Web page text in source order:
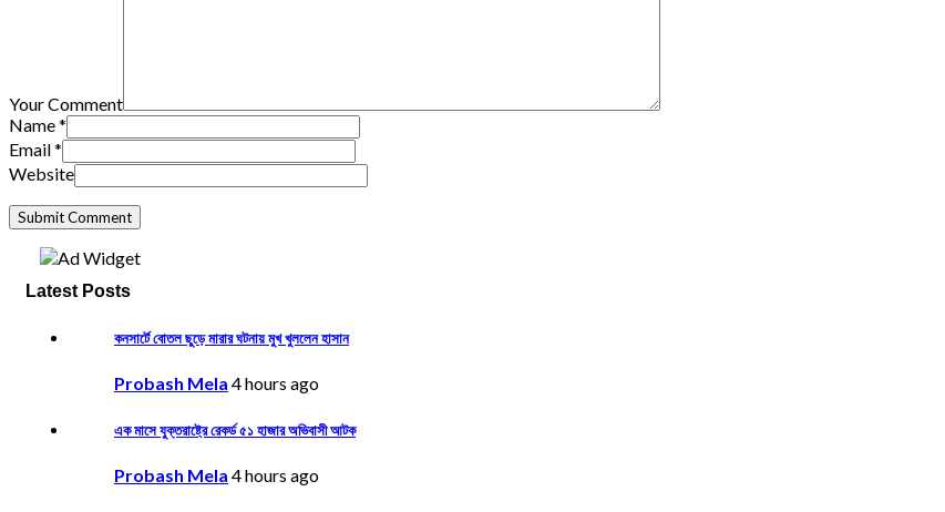
Your Comment
Name*
Email*
Website
Latest Posts
কনসার্টে বোতল ছুড়ে মারার ঘটনায় মুখ খুললেন হাসান
Probash Mela 4 hours ago
এক মাসে যুক্তরাষ্ট্রে রেকর্ড ৫১ হাজার অভিবাসী আটক
Probash Mela 4 hours ago